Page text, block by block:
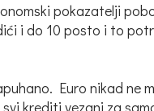
pokazatelji
i do 10 posto i to
Euro nikad ne
krediti vezani za